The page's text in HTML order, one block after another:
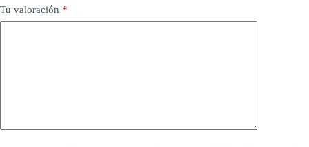
Tu valoración *